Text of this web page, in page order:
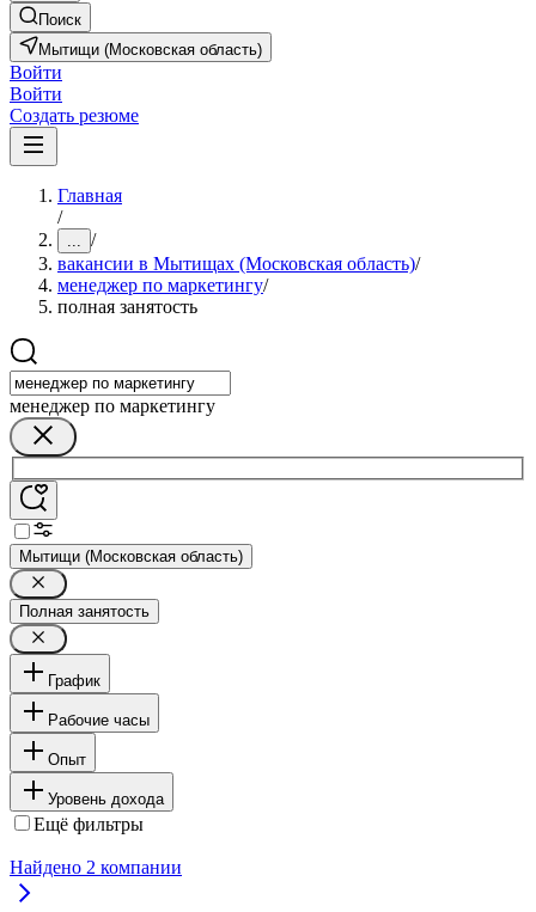
Поиск
Мытищи (Московская область)
Войти
Войти
Создать резюме
Главная
/
... /
вакансии в Мытищах (Московская область)/
менеджер по маркетингу/
полная занятость
менеджер по маркетингу
Мытищи (Московская область)
Полная занятость
График
Рабочие часы
Опыт
Уровень дохода
Ещё фильтры
Найдено 2 компании